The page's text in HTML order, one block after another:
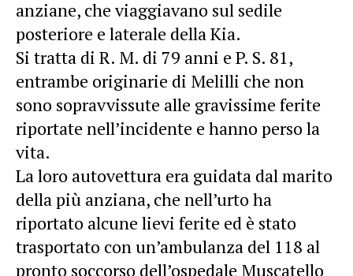
anziane, che viaggiavano sul sedile
posteriore e laterale della Kia.
Si tratta di R. M. di 79 anni e P. S. 81,
entrambe originarie di Melilli che non
sono sopravvissute alle gravissime ferite
riportate nell’incidente e hanno perso la
vita.
La loro autovettura era guidata dal marito
della più anziana, che nell’urto ha
riportato alcune lievi ferite ed è stato
trasportato con un’ambulanza del 118 al
pronto soccorso dell’ospedale Muscatello